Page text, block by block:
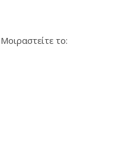
Μοιραστείτε το: